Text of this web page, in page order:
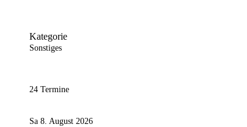
Kategorie
Sonstiges
24 Termine
Sa 8. August 2026